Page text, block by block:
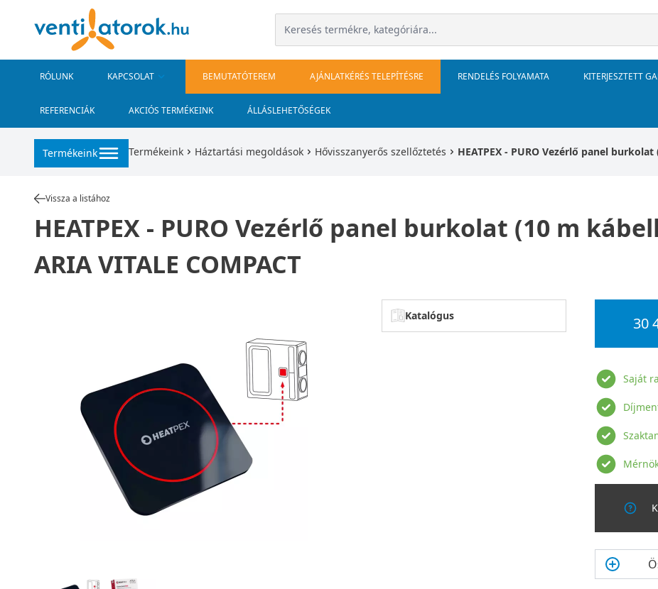
RÓLUNK KAPCSOLAT BEMUTATÓTEREM AJÁNLATKÉRÉS TELEPÍTÉSRE RENDELÉS FOLYAMATA KITERJESZTETT
REFERENCIÁK AKCIÓS TERMÉKEINK ÁLLÁSLEHETŐSÉGEK
Termékeink Termékeink Háztartási megoldások Hővisszanyerős szellőztetés HEATPEX - PURO Vezérlő panel
Vissza a listához
HEATPEX - PURO Vezérlő panel burkolat (10 m
ARIA VITALE COMPACT
Katalógus 30
Saját